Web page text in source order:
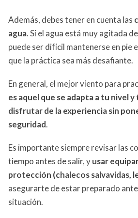
Además, debes tener en cuenta las
agua. Si el agua está muy agitada
puede ser difícil mantenerse en pie
que la práctica sea más desafiante.
En general, el mejor viento para
es aquel que se adapta a tu nivel
disfrutar de la experiencia sin
seguridad.
Es importante siempre revisar las
tiempo antes de salir, yusar
protección (chalecos salvavidas,
asegurarte de estar preparado
situación.